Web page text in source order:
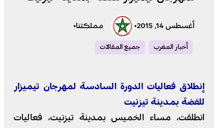
أغسطس 14, 2015 • مملكتنا•
أخبار المغرب جميع المقالات
إنطلاق فعاليات الدورة السادسة لمهرجان تيميزار
للفضة بمدينة تيزنيت
انطلقت، مساء الخميس بمدينة تيزنيت، فعاليات